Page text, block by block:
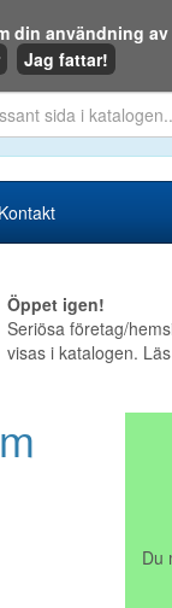
eller på webben:
Kontakt
Öppet igen!
Seriösa företag/
visas i katalogen.
Du
användning
Jag fattar!